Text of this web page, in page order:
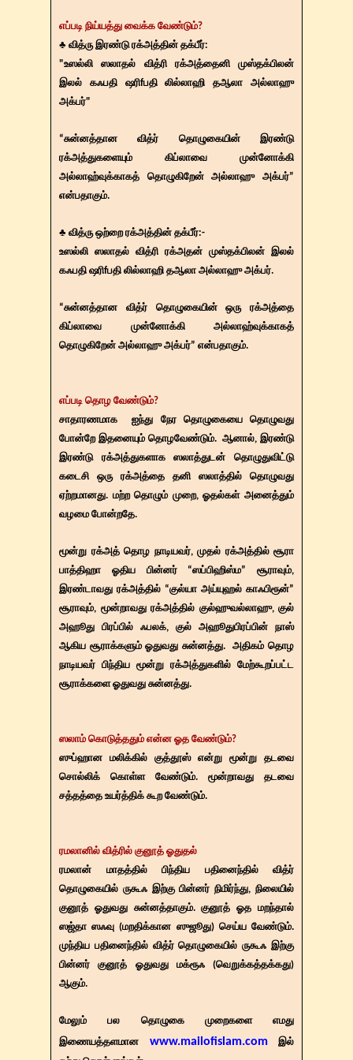
எப்படி நிய்யத்து வைக்க வேண்டும்?
♣ வித்ரு இரண்டு ரக்அத்தின் தக்பீர்:
"உஸல்லி ஸலாதல் வித்ரி ரக்அத்தைனி முஸ்தக்பிலன்
இலல் கஃபதி ஷரிfபதி லில்லாஹி தஆலா அல்லாஹு
அக்பர்"
“சுன்னத்தான வித்ர் தொழுகையின் இரண்டு
ரக்அத்துகளையும் கிப்லாவை முன்னோக்கி
அல்லாஹ்வுக்காகத் தொழுகிறேன் அல்லாஹு அக்பர்”
என்பதாகும்.
♣ வித்ரு ஒற்றை ரக்அத்தின் தக்பீர்:-
உஸல்லி ஸலாதல் வித்ரி ரக்அதன் முஸ்தக்பிலன் இலல்
கஃபதி ஷரிfபதி லில்லாஹி தஆலா அல்லாஹு அக்பர்.
“சுன்னத்தான வித்ர் தொழுகையின் ஒரு ரக்அத்தை
கிப்லாவை முன்னோக்கி அல்லாஹ்வுக்காகத்
தொழுகிறேன் அல்லாஹு அக்பர்” என்பதாகும்.
எப்படி தொழ வேண்டும்?
சாதாரணமாக ஐந்து நேர தொழுகையை தொழுவது
போன்றே இதனையும் தொழவேண்டும். ஆனால், இரண்டு
இரண்டு ரக்அத்துகளாக ஸலாத்துடன் தொழுதுவிட்டு
கடைசி ஒரு ரக்அத்தை தனி ஸலாத்தில் தொழுவது
ஏற்றமானது. மற்ற தொழும் முறை, ஓதல்கள் அனைத்தும்
வழமை போன்றதே.
மூன்று ரக்அத் தொழ நாடியவர், முதல் ரக்அத்தில் சூரா
பாத்திஹா ஓதிய பின்னர் “ஸப்பிஹிஸ்ம” சூராவும்,
இரண்டாவது ரக்அத்தில் “குல்யா அய்யுஹல் காஃபிரூன்”
சூராவும், மூன்றாவது ரக்அத்தில் குல்ஹுவல்லாஹு, குல்
அஹூது பிரப்பில் ஃபலக், குல் அஹூதுபிரப்பின் நாஸ்
ஆகிய சூராக்களும் ஓதுவது சுன்னத்து. அதிகம் தொழ
நாடியவர் பிந்திய மூன்று ரக்அத்துகளில் மேற்கூறப்பட்ட
சூராக்களை ஓதுவது சுன்னத்து.
ஸலாம் கொடுத்ததும் என்ன ஓத வேண்டும்?
ஸுப்ஹான மலிக்கில் குத்தூஸ் என்று மூன்று தடவை
சொல்லிக் கொள்ள வேண்டும். மூன்றாவது தடவை
சத்தத்தை உயர்த்திக் கூற வேண்டும்.
ரமலானில் வித்ரில் குனூத் ஓதுதல்
ரமலான் மாதத்தில் பிந்திய பதினைந்தில் வித்ர்
தொழுகையில் ருகூஃ இற்கு பின்னர் நிமிர்ந்து, நிலையில்
குனூத் ஓதுவது சுன்னத்தாகும். குனூத் ஓத மறந்தால்
ஸஜ்தா ஸஃவு (மறதிக்கான ஸுஜூது) செய்ய வேண்டும்.
முந்திய பதினைந்தில் வித்ர் தொழுகையில் ருகூஃ இற்கு
பின்னர் குனூத் ஓதுவது மக்ரூஃ (வெறுக்கத்தக்கது)
ஆகும்.
மேலும் பல தொழுகை முறைகளை எமது
இணையத்தளமான www.mailofislam.comஇல்